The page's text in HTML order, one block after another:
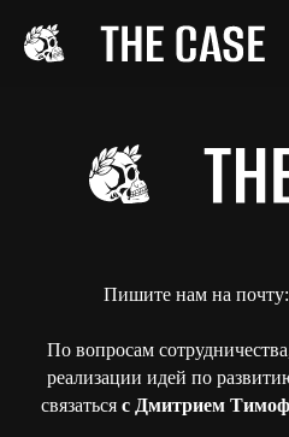
Пишите нам на почту:
По вопросам
реализации идей по
связаться с Дмитрием